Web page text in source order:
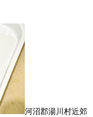
河沼郡湯川村近郊